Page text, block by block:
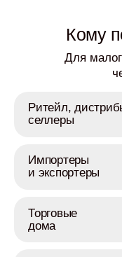
Кому
Для
Ритейл,
селлеры
Импортеры
и экспортеры
Торговые
дома